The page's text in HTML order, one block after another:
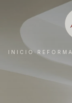
INICIO·